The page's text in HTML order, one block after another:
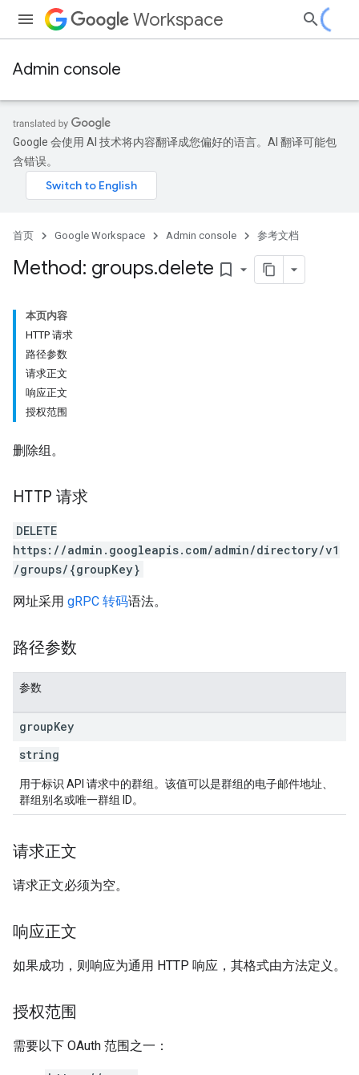
Workspace
Admin console
Google 会使用 AI 技术将内容翻译成您偏好的语言。AI 翻译可能包
含错误。
首页 Google Workspace Admin console 参考文档
Method: groups.delete bookmark_border
本页内容
HTTP 请求
路径参数
请求正文
响应正文
授权范围
删除组。
HTTP 请求
DELETE
https://admin.googleapis.com/admin/directory/v1
/groups/{groupKey}
网址采用 gRPC 转码语法。
路径参数
参数
groupKey
string
用于标识 API 请求中的群组。该值可以是群组的电子邮件地址、
群组别名或唯一群组 ID。
请求正文
请求正文必须为空。
响应正文
如果成功，则响应为通用 HTTP 响应，其格式由方法定义。
授权范围
需要以下 OAuth 范围之一：